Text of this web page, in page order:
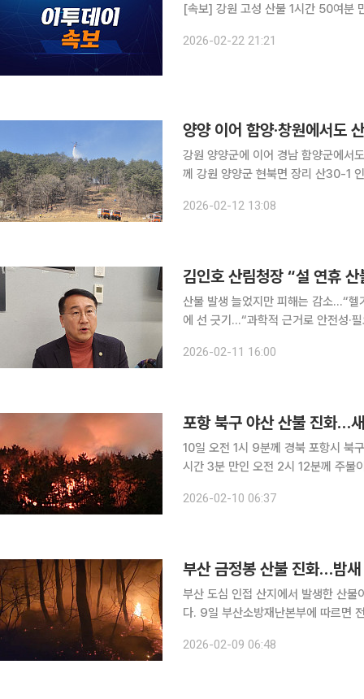
[속보] 강원 고성 산불 1시간 50여분
2026-02-22 21:21
양양 이어 함양·창원에서도
강원 양양군에 이어 경남 함양군에서도 산불이
께 강원 양양군 현북면 장리 산30-1
확산 우려로 오전 11시 48분 소방 대
2026-02-12 13:08
김인호 산림청장 “설 연휴
산불 발생 늘었지만 피해는 감소…“헬
에 선 긋기…“과학적 근거로 안전성·필요성 설명할 것” 김인호 산림
2026-02-11 16:00
포항 북구 야산 산불 진화…
10일 오전 1시 9분께 경북 포항시 북
시간 3분 만인 오전 2시 12분께 주불이 잡히며 큰
히면서 인명 피해는 발생하지 않은 것
2026-02-10 06:37
부산 금정봉 산불 진화…밤
부산 도심 인접 산지에서 발생한 산
다. 9일 부산소방재난본부에 따르면 전날인 8일 오후 8시 38분께 부산 부산진구 초읍동과 동래구
연소 확산을 막기 위해 오후 10시 45
2026-02-09 06:48